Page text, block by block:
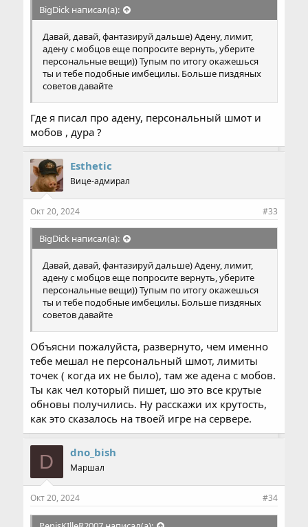
BigDick написал(а):
Давай, давай, фантазируй дальше) Адену, лимит,
адену с мобцов еще попросите вернуть, уберите
персональные вещи)) Тупым по итогу окажешься
ты и тебе подобные имбецилы. Больше пиздяных
советов давайте
Где я писал про адену, персональный шмот и
мобов , дура ?
Esthetic
Вице-адмирал
Окт 20, 2024 #33
BigDick написал(а):
Давай, давай, фантазируй дальше) Адену, лимит,
адену с мобцов еще попросите вернуть, уберите
персональные вещи)) Тупым по итогу окажешься
ты и тебе подобные имбецилы. Больше пиздяных
советов давайте
Объясни пожалуйста, развернуто, чем именно
тебе мешал не персональный шмот, лимиты
точек ( когда их не было), там же адена с мобов.
Ты как чел который пишет, шо это все крутые
обновы получились. Ну расскажи их крутость,
как это сказалось на твоей игре на сервере.
D dno_bish
Маршал
Окт 20, 2024 #34